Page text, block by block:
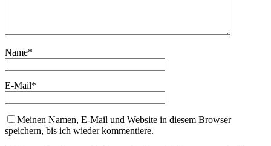
Name*
E-Mail*
Meinen Namen, E-Mail und Website in diesem Browser
speichern, bis ich wieder kommentiere.